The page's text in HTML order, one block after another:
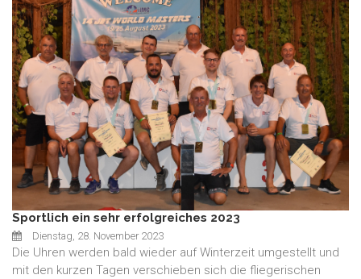
Sportlich ein sehr erfolgreiches 2023
Dienstag, 28. November 2023
Die Uhren werden bald wieder auf Winterzeit umgestellt und
mit den kurzen Tagen verschieben sich die fliegerischen